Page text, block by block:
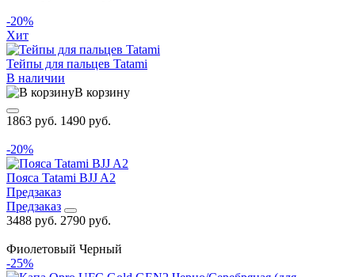
-20%
Хит
Тейпы для пальцев Tatami
В наличии
В корзину
1863 руб. 1490 руб.
-20%
Пояса Tatami BJJ A2
Предзаказ
Предзаказ
3488 руб. 2790 руб.
Фиолетовый Черный
-25%